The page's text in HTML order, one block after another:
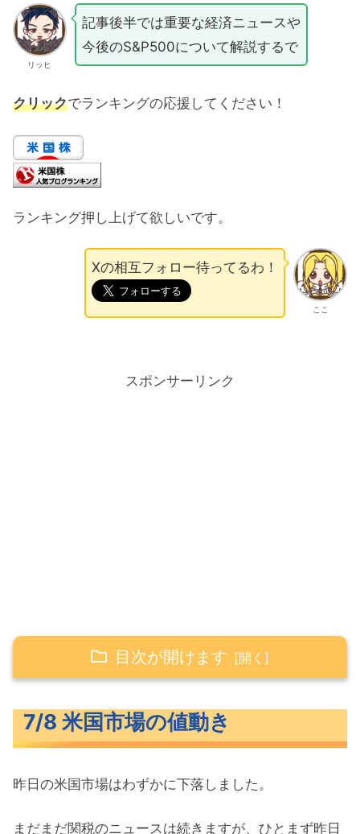
リッヒ
記事後半では重要な経済ニュースや
今後のS&P500について解説するで
クリックでランキングの応援してください！
ランキング押し上げて欲しいです。
ここ
Xの相互フォロー待ってるわ！
スポンサーリンク
目次が開けます
米主要3指数の値動き
S&P500ヒートマップ
セクター別パフォーマンス
7/8 米国市場の値動き
昨日の米国市場はわずかに下落しました。
まだまだ関税のニュースは続きますが、ひとまず昨日